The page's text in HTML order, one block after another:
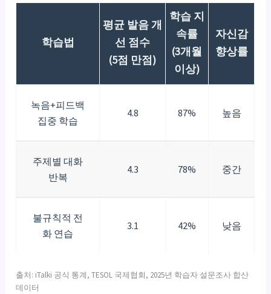
학습법
평균 발음 개
선 점수
(5점 만점)
학습 지
속률
(3개월
이상)
자신감
향상률
녹음+피드백
집중 학습
4.8 87% 높음
주제별 대화
반복
4.3 78% 중간
불규칙적 전
화 연습
3.1 42% 낮음
출처: iTalki 공식 통계, TESOL 국제협회, 2025년 학습자 설문조사 합산
데이터